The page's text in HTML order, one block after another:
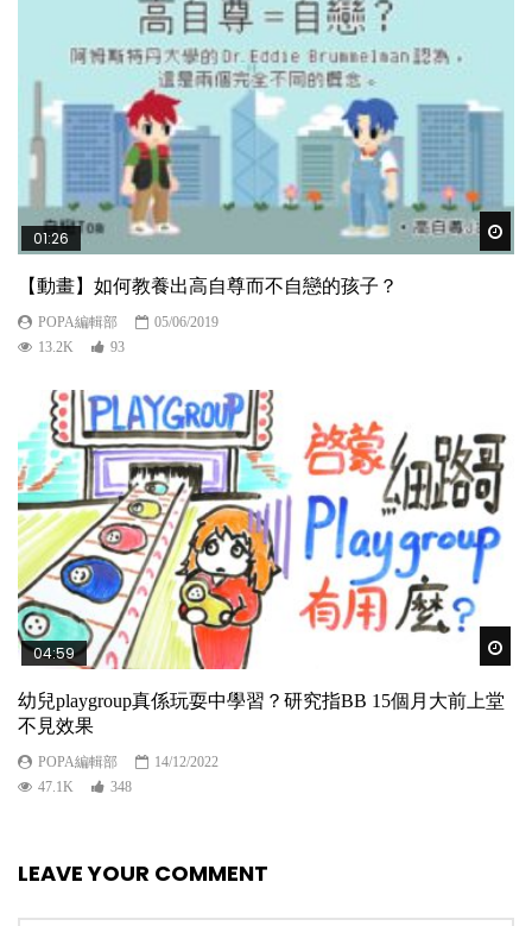
01:26
【動畫】如何教養出高自尊而不自戀的孩子？
POPA編輯部
05/06/2019
13.2K
93
04:59
幼兒playgroup真係玩耍中學習？研究指BB 15個月大前上堂
不見效果
POPA編輯部
14/12/2022
47.1K
348
LEAVE YOUR COMMENT